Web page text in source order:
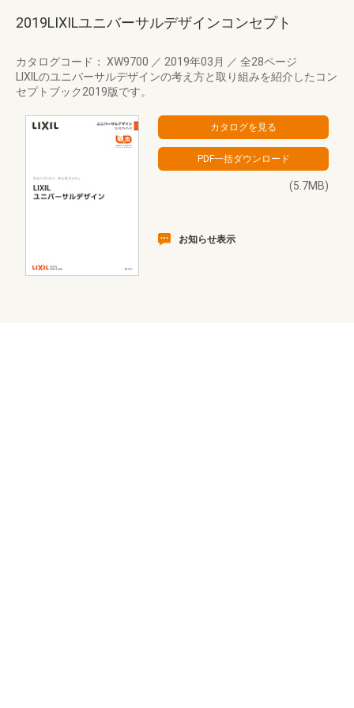
2019LIXILユニバーサルデザインコンセプト
カタログコード： XW9700 ／ 2019年03月 ／ 全28ページ
LIXILのユニバーサルデザインの考え方と取り組みを紹介したコン
セプトブック2019版です。
(5.7MB)
お知らせ表示